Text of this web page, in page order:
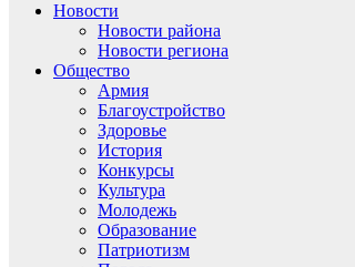
Новости
Новости района
Новости региона
Общество
Армия
Благоустройство
Здоровье
История
Конкурсы
Культура
Молодежь
Образование
Патриотизм